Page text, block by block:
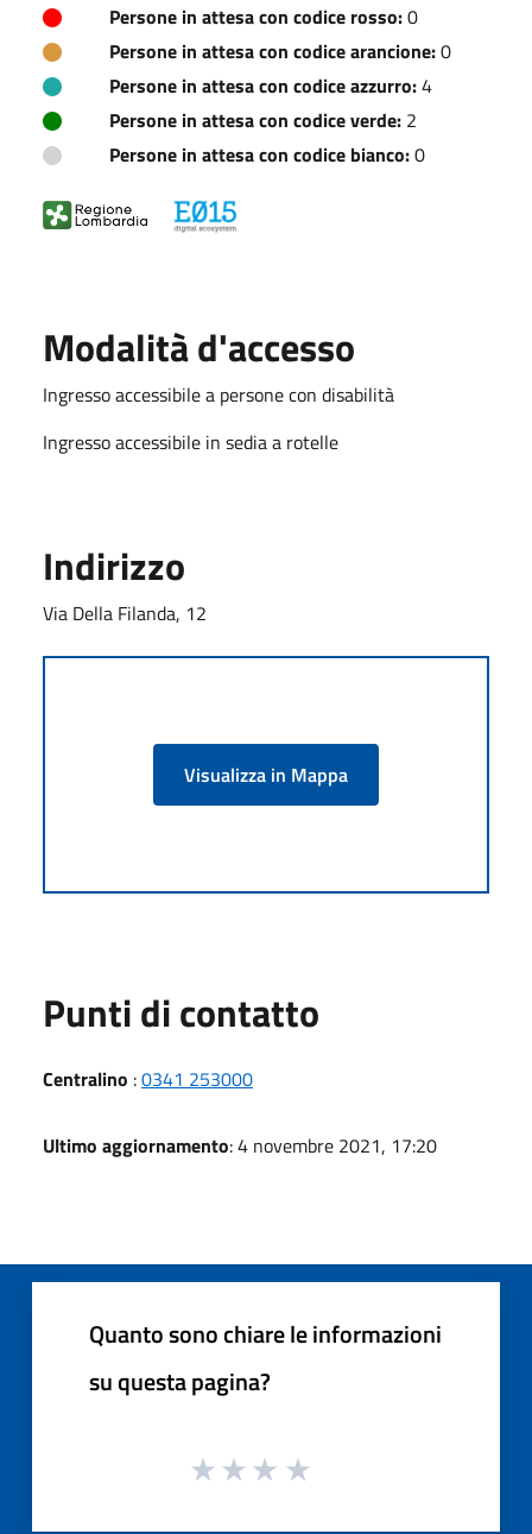
Persone in attesa con codice rosso:0
Persone in attesa con codice arancione:0
Persone in attesa con codice azzurro:4
Persone in attesa con codice verde: 2
Persone in attesa con codice bianco:0
Modalità d'accesso
Ingresso accessibile a persone con disabilità
Ingresso accessibile in sedia a rotelle
Indirizzo
Via Della Filanda, 12
Visualizza in Mappa
Punti di contatto
Centralino :0341 253000
Ultimo aggiornamento: 4 novembre 2021, 17:20
Quanto sono chiare le informazioni
su questa pagina?